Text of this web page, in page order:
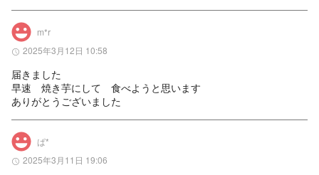
m*r
2025年3月12日 10:58
届きました
早速　焼き芋にして　食べようと思います
ありがとうございました
ぱ*
2025年3月11日 19:06